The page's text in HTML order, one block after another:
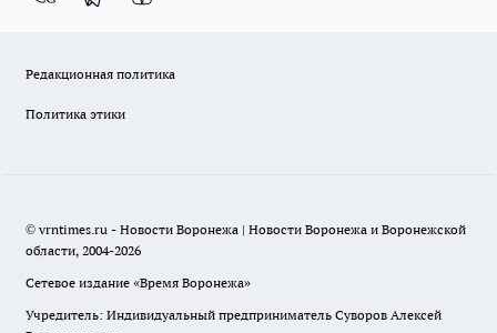
Редакционная политика
Политика этики
© vrntimes.ru - Новости Воронежа | Новости Воронежа и Воронежской
области, 2004-2026
Сетевое издание «Время Воронежа»
Учредитель: Индивидуальный предприниматель Суворов Алексей